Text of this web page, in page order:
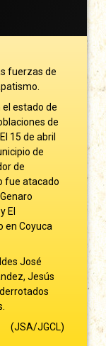
fuerzas de
el estado de
de
15 de abril
de
de
fue atacado
El
en Coyuca
José
Jesús
(JSA/JGCL)